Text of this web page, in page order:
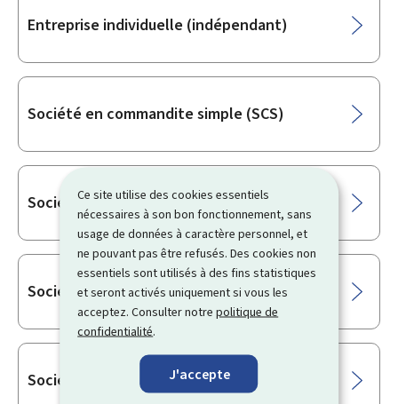
Ce site utilise des cookies essentiels
nécessaires à son bon fonctionnement, sans
usage de données à caractère personnel, et
ne pouvant pas être refusés. Des cookies non
essentiels sont utilisés à des fins statistiques
et seront activés uniquement si vous les
acceptez. Consulter notrepolitique de
confidentialité.
J'accepte
Entreprise individuelle (indépendant)
Société en commandite simple (SCS)
Société en commandite spéciale (SCSp)
Société en nom collectif (SENC)
Société à responsabilité limitée (SARL)